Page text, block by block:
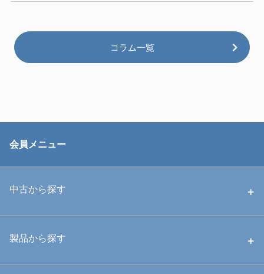
コラム一覧
会員メニュー
中古から探す
中古ハウジング
製品から探す